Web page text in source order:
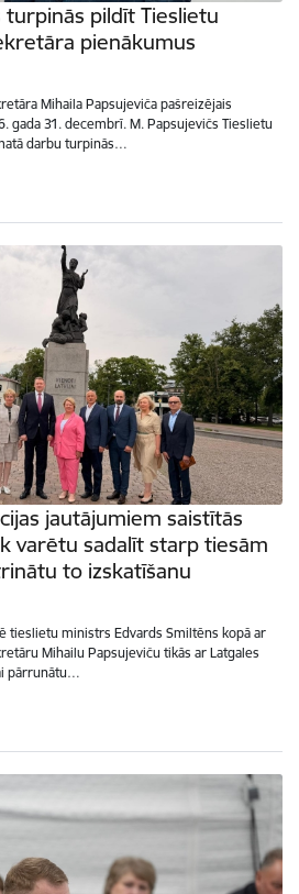
turpinās pildīt Tieslietu
pienākumus
Mihaila Papsujeviča pašreizējais
gada 31. decembrī. M. Papsujevičs Tieslietu
darbu turpinās…
jautājumiem saistītās
varētu sadalīt starp tiesām
to izskatīšanu
tieslietu ministrs Edvards Smiltēns kopā ar
Mihailu Papsujeviču tikās ar Latgales
pārrunātu…